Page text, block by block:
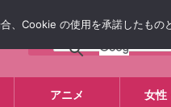
アニメ 女性
、Cookie の使用を承諾したもの